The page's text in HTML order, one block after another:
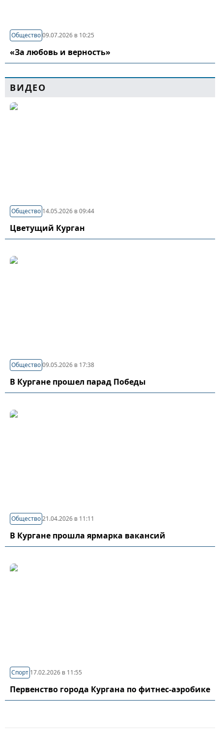
Общество09.07.2026 в 10:25
«За любовь и верность»
ВИДЕО
Общество 14.05.2026 в 09:44
Цветущий Курган
Общество09.05.2026 в 17:38
В Кургане прошел парад Победы
Общество21.04.2026 в 11:11
В Кургане прошла ярмарка вакансий
Спорт 17.02.2026 в 11:55
Первенство города Кургана по фитнес-аэробике